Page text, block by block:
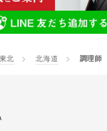
北 北海道 調理師